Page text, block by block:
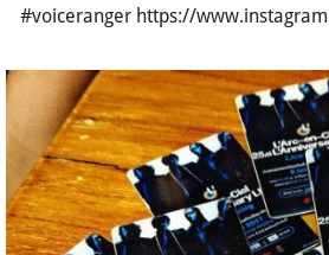
#voiceranger https://